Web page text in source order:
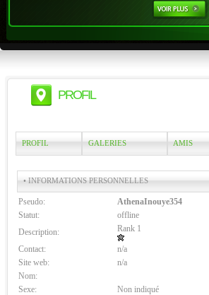
PROFIL
PROFIL GALERIES AMIS
• INFORMATIONS PERSONNELLES
Pseudo:
AthenaInouye354
Statut:
offline
Description:
Rank 1
Contact:
n/a
Site web:
n/a
Nom:
Sexe:
Non indiqué